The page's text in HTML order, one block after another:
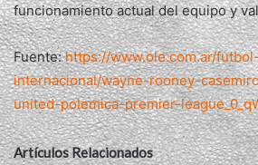
funcionamiento actual del equipo y
Fuente:https://www.ole.com.ar/
internacional/wayne-rooney-
united-polemica-premier-
Artículos Relacionados